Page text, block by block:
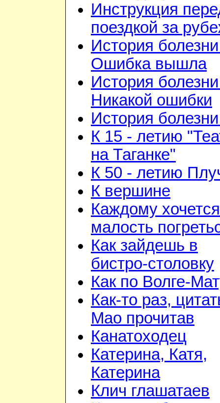
Инструкция
поездкой за
История
Ошибка вышла
История
Никакой ошибки
История
К 15 - летию
на Таганке"
К 50 - летию
К вершине
Каждому хочется
малость
Как зайдешь в
бистро-столовку
Как по Волге-
Как-то раз,
Мао прочитав
Канатоходец
Катерина, Катя,
Катерина
Клич глашатаев